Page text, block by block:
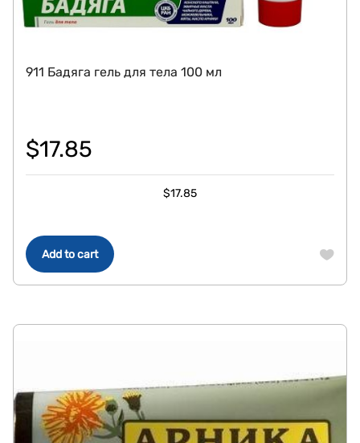
Add to cart
911 Бадяга гель для тела 100 мл
$17.85
$17.85